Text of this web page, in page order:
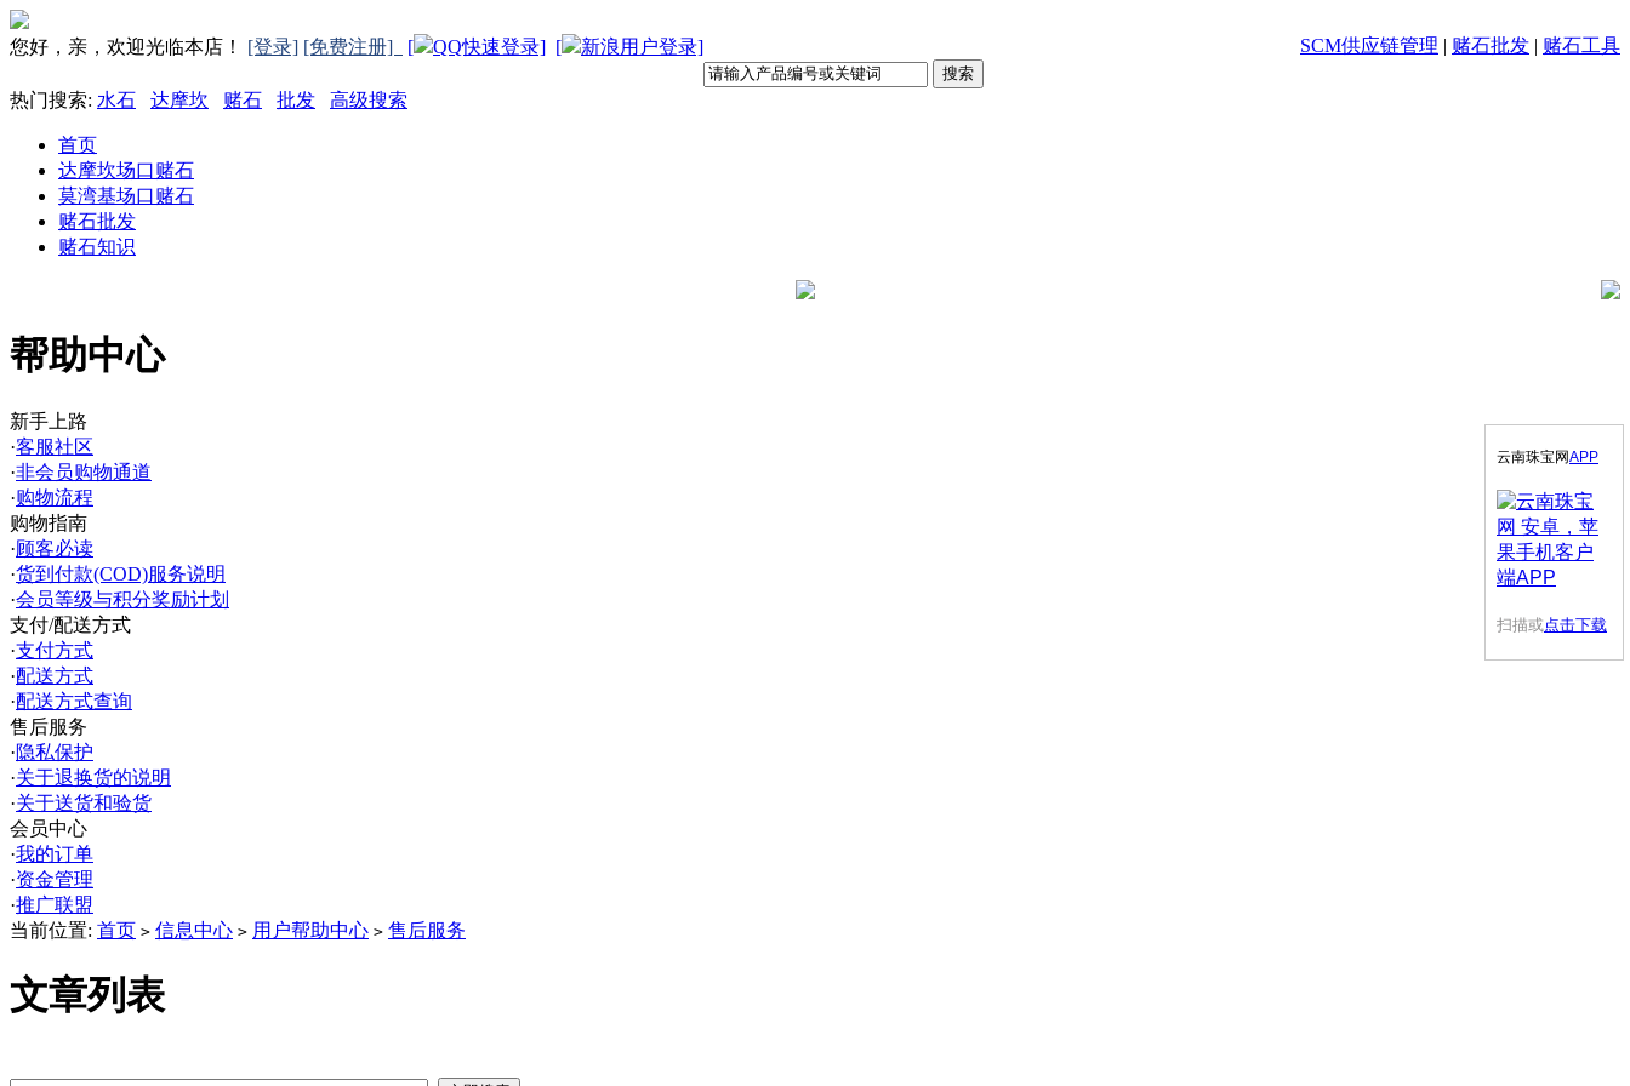
您好，亲，欢迎光临本店！ [登录] [免费注册] [ QQ快速登录] [ 新浪用户登录] SCM供应链管理 | 赌石批发 | 赌石工具
热门搜索: 水石 达摩坎 赌石 批发 高级搜索
首页
达摩坎场口赌石
莫湾基场口赌石
赌石批发
赌石知识
帮助中心
新手上路
·客服社区
·非会员购物通道
·购物流程
购物指南
·顾客必读
·货到付款(COD)服务说明
·会员等级与积分奖励计划
支付/配送方式
·支付方式
·配送方式
·配送方式查询
售后服务
·隐私保护
·关于退换货的说明
·关于送货和验货
会员中心
·我的订单
·资金管理
·推广联盟
当前位置: 首页 > 信息中心 > 用户帮助中心 > 售后服务
文章列表
云南珠宝网APP
扫描或点击下载